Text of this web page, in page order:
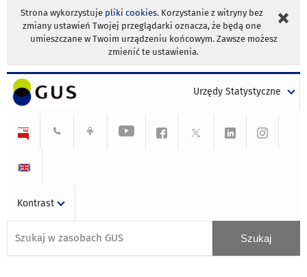
Strona wykorzystuje pliki cookies. Korzystanie z witryny bez
zmiany ustawień Twojej przeglądarki oznacza, że będą one
umieszczane w Twoim urządzeniu końcowym. Zawsze możesz
zmienić te ustawienia.
Urzędy Statystyczne
Kontrast